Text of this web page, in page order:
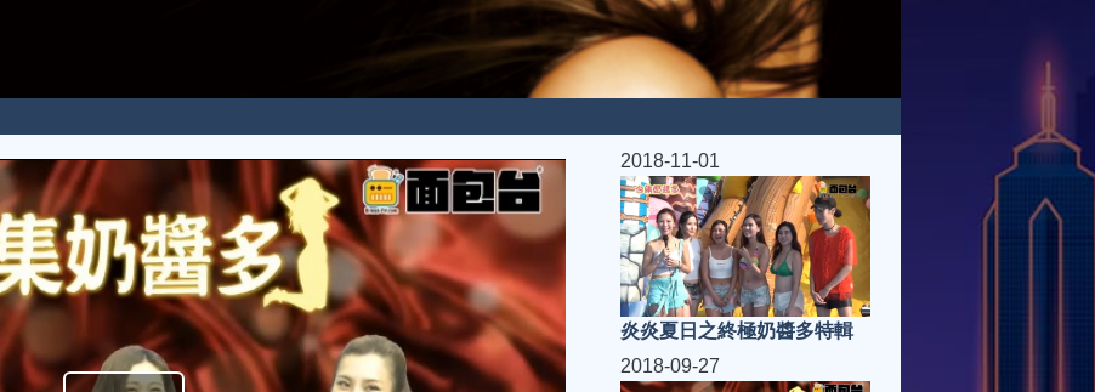
2018-11-01
炎炎夏日之終極奶醬多特輯
2018-09-27